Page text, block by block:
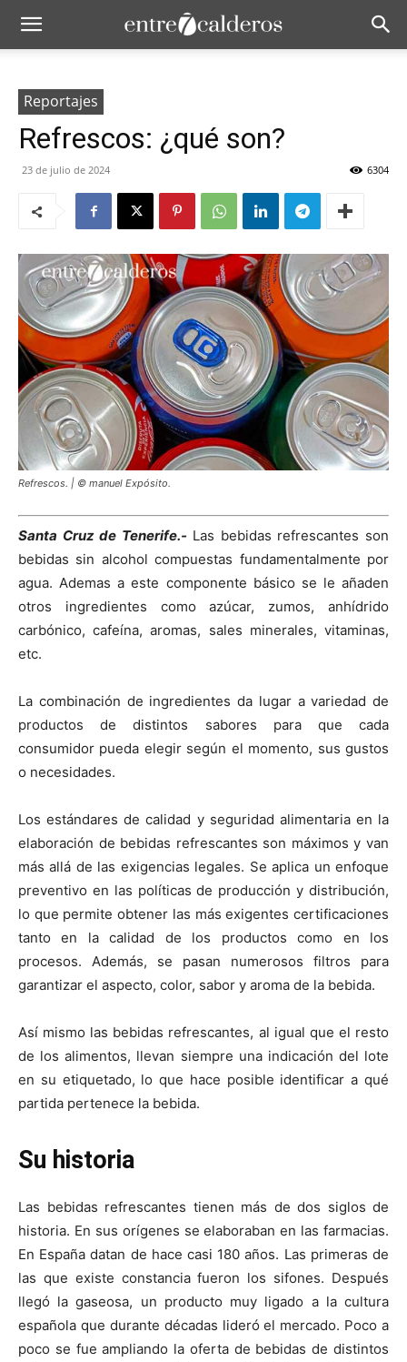
Reportajes
Refrescos: ¿qué son?
23 de julio de 2024 6304
Refrescos. | © manuel Expósito.
Santa Cruz de Tenerife.- Las bebidas refrescantes son
bebidas sin alcohol compuestas fundamentalmente por
agua. Ademas a este componente básico se le añaden
otros ingredientes como azúcar, zumos, anhídrido
carbónico, cafeína, aromas, sales minerales, vitaminas,
etc.
La combinación de ingredientes da lugar a variedad de
productos de distintos sabores para que cada
consumidor pueda elegir según el momento, sus gustos
o necesidades.
Los estándares de calidad y seguridad alimentaria en la
elaboración de bebidas refrescantes son máximos y van
más allá de las exigencias legales. Se aplica un enfoque
preventivo en las políticas de producción y distribución,
lo que permite obtener las más exigentes certificaciones
tanto en la calidad de los productos como en los
procesos. Además, se pasan numerosos filtros para
garantizar el aspecto, color, sabor y aroma de la bebida.
Así mismo las bebidas refrescantes, al igual que el resto
de los alimentos, llevan siempre una indicación del lote
en su etiquetado, lo que hace posible identificar a qué
partida pertenece la bebida.
Su historia
Las bebidas refrescantes tienen más de dos siglos de
historia. En sus orígenes se elaboraban en las farmacias.
En España datan de hace casi 180 años. Las primeras de
las que existe constancia fueron los sifones. Después
llegó la gaseosa, un producto muy ligado a la cultura
española que durante décadas lideró el mercado. Poco a
poco se fue ampliando la oferta de bebidas de distintos